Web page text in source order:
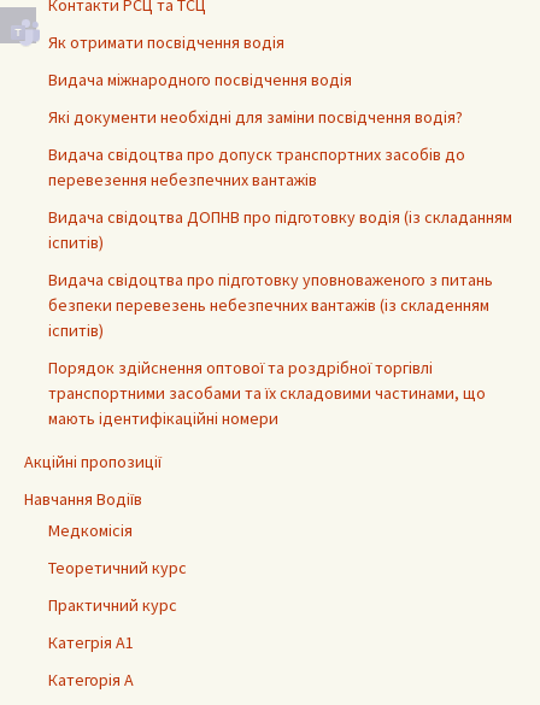
Контакти РСЦ та ТСЦ
Як отримати посвідчення водія
Видача міжнародного посвідчення водія
Які документи необхідні для заміни посвідчення водія?
Видача свідоцтва про допуск транспортних засобів до
перевезення небезпечних вантажів
Видача свідоцтва ДОПНВ про підготовку водія (із складанням
іспитів)
Видача свідоцтва про підготовку уповноваженого з питань
безпеки перевезень небезпечних вантажів (із складенням
іспитів)
Порядок здійснення оптової та роздрібної торгівлі
транспортними засобами та їх складовими частинами, що
мають ідентифікаційні номери
Акційні пропозиції
Навчання Водіїв
Медкомісія
Теоретичний курс
Практичний курс
Категрія А1
Категорія А